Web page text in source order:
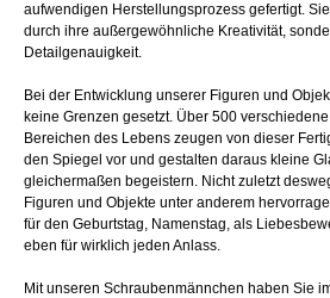
aufwendigen Herstellungsprozess gefertigt.
durch ihre außergewöhnliche Kreativität,
Detailgenauigkeit.
Bei der Entwicklung unserer Figuren und
keine Grenzen gesetzt. Über 500
Bereichen des Lebens zeugen von dieser
den Spiegel vor und gestalten daraus kleine
gleichermaßen begeistern. Nicht zuletzt
Figuren und Objekte unter anderem
für den Geburtstag, Namenstag, als
eben für wirklich jeden Anlass.
Mit unseren Schraubenmännchen haben Sie